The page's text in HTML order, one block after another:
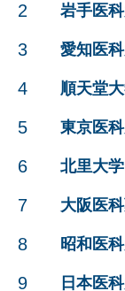
2 岩手医
3 愛知医
4 順天堂
5 東京医
6 北里大学
7 大阪医
8 昭和医
9 日本医